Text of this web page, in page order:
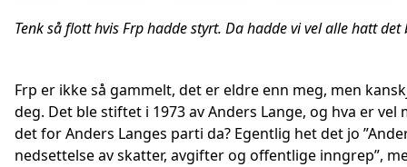
Tenk så flott hvis Frp hadde styrt. Da hadde vi vel alle hatt det
Frp er ikke så gammelt, det er eldre enn meg, men
deg. Det ble stiftet i 1973 av Anders Lange, og hva er
det for Anders Langes parti da? Egentlig het det jo
nedsettelse av skatter, avgifter og offentlige inngrep”,